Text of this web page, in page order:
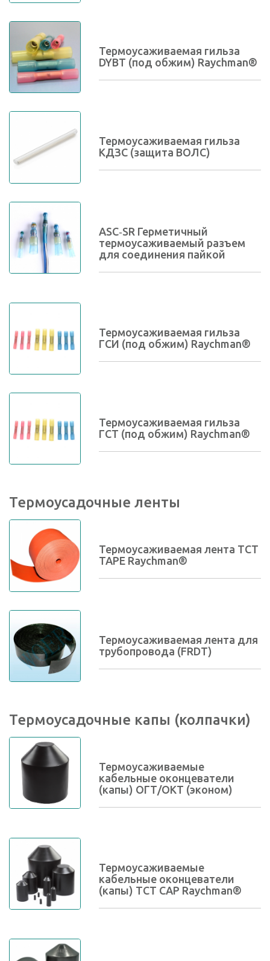
Термоусаживаемая гильза
DYBT (под обжим) Raychman®
Термоусаживаемая гильза
КДЗС (защита ВОЛС)
ASC‐SR Герметичный
термоусаживаемый разъем
для соединения пайкой
Термоусаживаемая гильза
ГСИ (под обжим) Raychman®
Термоусаживаемая гильза
ГСТ (под обжим) Raychman®
Термоусадочные ленты
Термоусаживаемая лента TCT
TAPE Raychman®
Термоусаживаемая лента для
трубопровода (FRDT)
Термоусадочные капы (колпачки)
Термоусаживаемые
кабельные оконцеватели
(капы) ОГТ/ОКТ (эконом)
Термоусаживаемые
кабельные оконцеватели
(капы) ТCT CAP Raychman®